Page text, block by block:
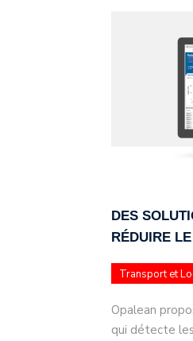
DES
RÉDUIRE
Transport et
Opalean
qui détecte